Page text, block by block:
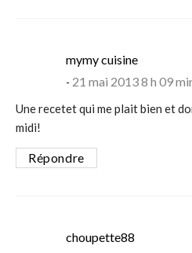
mymy cuisinesays:
21 mai 2013 8 h 09
Une recetet qui me plait bien et
midi!
Répondre
choupette88